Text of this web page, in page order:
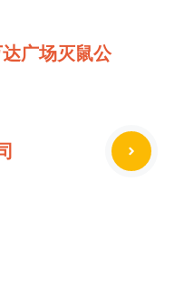
广场灭鼠公